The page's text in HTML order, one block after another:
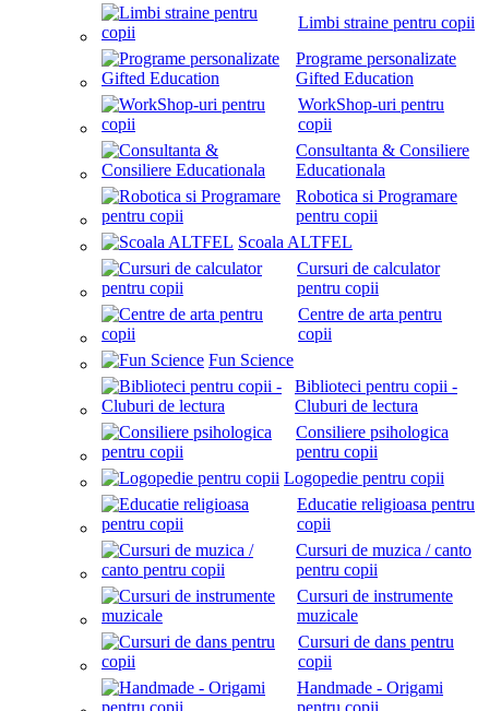
Limbi straine pentru copii
Programe personalizate
Gifted Education
WorkShop-uri pentru
copii
Consultanta & Consiliere
Educationala
Robotica si Programare
pentru copii
Scoala ALTFEL
Cursuri de calculator
pentru copii
Centre de arta pentru
copii
Fun Science
Biblioteci pentru copii -
Cluburi de lectura
Consiliere psihologica
pentru copii
Logopedie pentru copii
Educatie religioasa pentru
copii
Cursuri de muzica / canto
pentru copii
Cursuri de instrumente
muzicale
Cursuri de dans pentru
copii
Handmade - Origami
pentru copii